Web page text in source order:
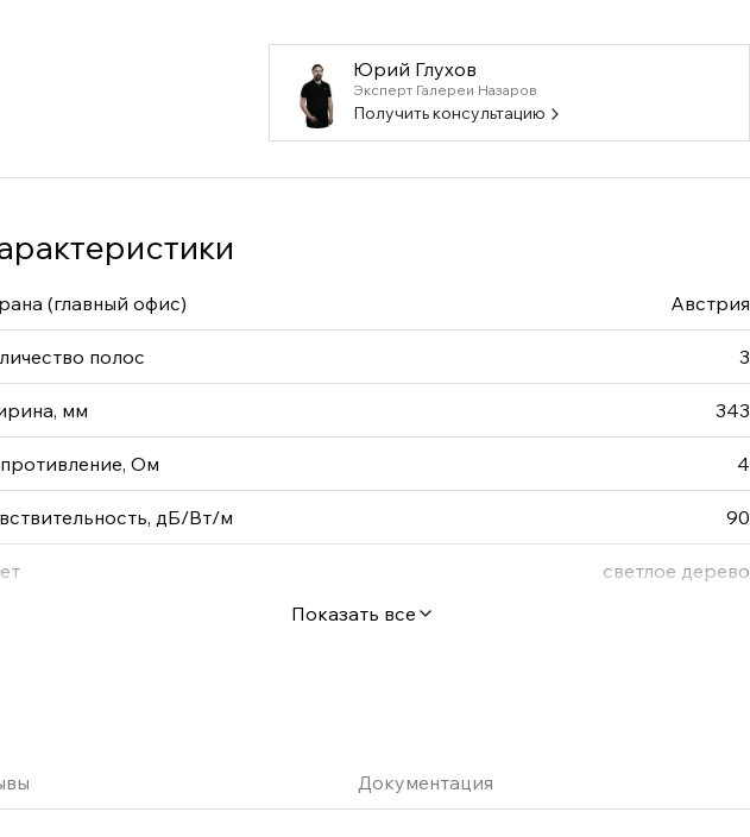
Юрий Глухов
Эксперт Галереи Назаров
Получить консультацию
(главный офис) Австрия
полос 3
мм 343
Ом 4
дБ/Вт/м 90
светлое дерево
Показать все
Документация